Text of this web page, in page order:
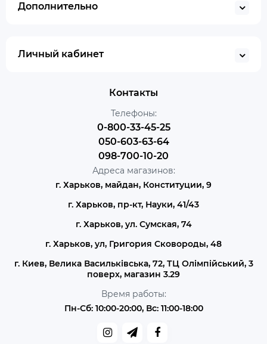
Дополнительно
Личный кабинет
Контакты
Телефоны:
0-800-33-45-25
050-603-63-64
098-700-10-20
Адреса магазинов:
г. Харьков, майдан, Конституции, 9
г. Харьков, пр-кт, Науки, 41/43
г. Харьков, ул. Сумская, 74
г. Харьков, ул, Григория Сковороды, 48
г. Киев, Велика Васильківська, 72, ТЦ Олімпійський, 3
поверх, магазин 3.29
Время работы:
Пн-Сб: 10:00-20:00, Вс: 11:00-18:00